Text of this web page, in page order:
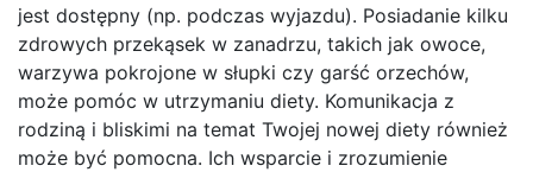
jest dostępny (np. podczas wyjazdu). Posiadanie kilku
zdrowych przekąsek w zanadrzu, takich jak owoce,
warzywa pokrojone w słupki czy garść orzechów,
może pomóc w utrzymaniu diety. Komunikacja z
rodziną i bliskimi na temat Twojej nowej diety również
może być pomocna. Ich wsparcie i zrozumienie